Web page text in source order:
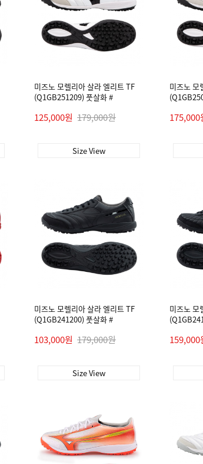
미즈노 모렐리아 살라 엘리트 TF
(Q1GB251209) 풋살화 #
125,000원 179,000원
Size View
미즈노 모
175,000
미즈노 모렐리아 살라 엘리트 TF
(Q1GB241200) 풋살화 #
103,000원 179,000원
Size View
미즈노 모
159,000